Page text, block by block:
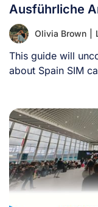
Ausführliche
Olivia Brown
This guide will
about Spain SIM